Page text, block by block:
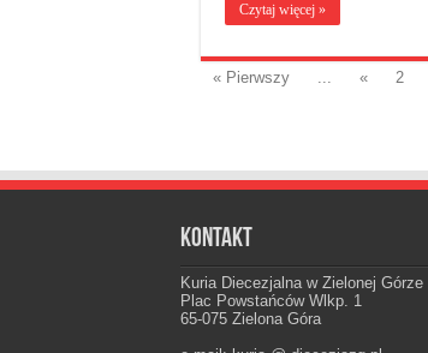
Czytaj więcej »
« Pierwszy ... « 2
Kontakt
Kuria Diecezjalna w Zielonej Górze
Plac Powstańców Wlkp. 1
65-075 Zielona Góra